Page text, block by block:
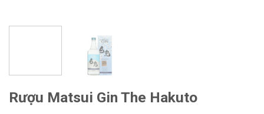
Rượu Matsui Gin The Hakuto